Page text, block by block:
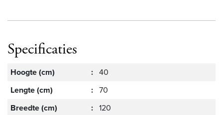
Specificaties
Hoogte (cm) : 40
Lengte (cm)
: 70
Breedte (cm)
: 120